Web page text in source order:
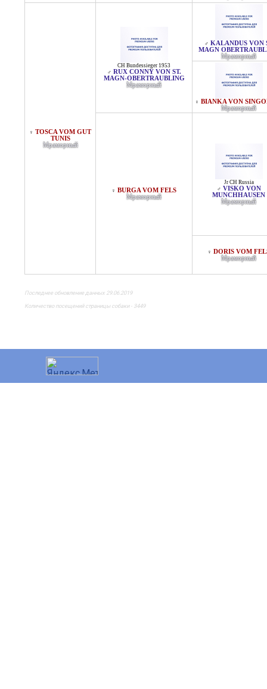
♀ TOSCA VOM GUT
TUNIS
Мраморный
CH Bundessieger 1953
♂ RUX CONNY VON ST.
MAGN-OBERTRAUBLING
Мраморный
♂ KALANDUS VON
MAGN
Мраморный
♀ BIANKA VON
Мраморный
♀ BURGA VOM FELS
Мраморный
Jr CH Russia
♂ VISKO VON
MUNCHHAUSEN
Мраморный
♀ DORIS VOM
Мраморный
Последнее обновление данных 29.06.2019
Количество посещений страницы собаки - 3449